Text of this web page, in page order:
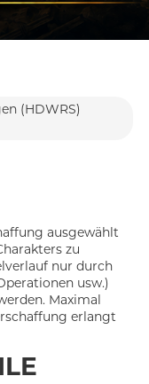
(HDWRS)
ausgewählt
zu
nur durch
usw.)
Maximal
erlangt